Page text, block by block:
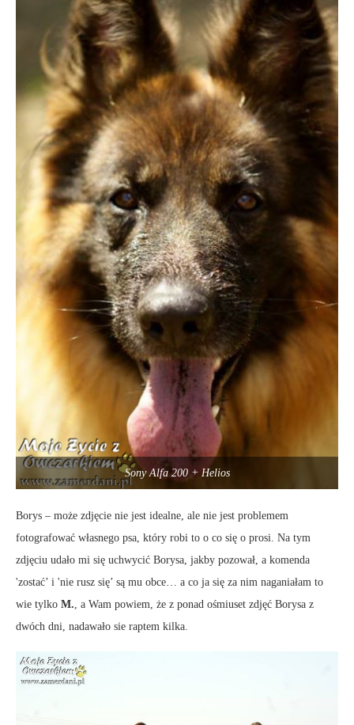
Sony Alfa 200 + Helios
Borys – może zdjęcie nie jest idealne, ale nie jest problemem
fotografować własnego psa, który robi to o co się o prosi. Na tym
zdjęciu udało mi się uchwycić Borysa, jakby pozował, a komenda
'zostać’ i 'nie rusz się’ są mu obce… a co ja się za nim naganiałam to
wie tylko M., a Wam powiem, że z ponad ośmiuset zdjęć Borysa z
dwóch dni, nadawało sie raptem kilka.